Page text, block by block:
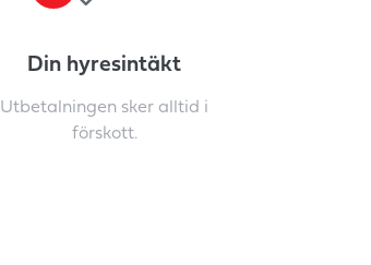
Din hyresintäkt
Utbetalningen sker alltid i
förskott.